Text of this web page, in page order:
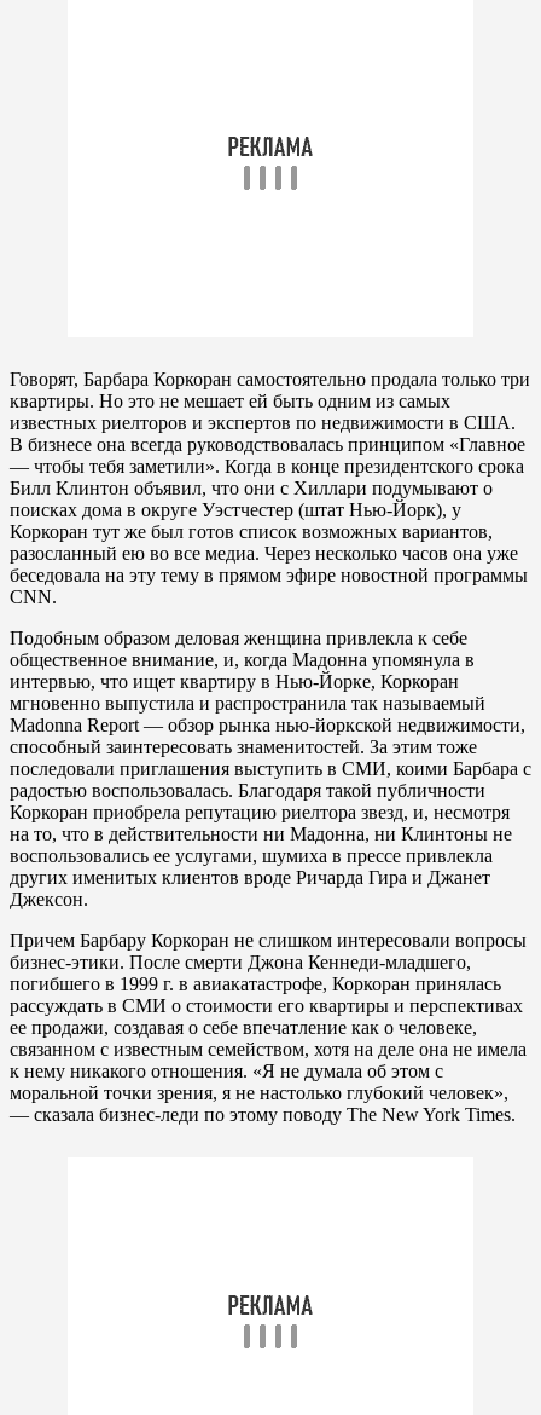
Говорят, Барбара Коркоран самостоятельно продала только три
квартиры. Но это не мешает ей быть одним из самых
известных риелторов и экспертов по недвижимости в США.
В бизнесе она всегда руководствовалась принципом «Главное
— чтобы тебя заметили». Когда в конце президентского срока
Билл Клинтон объявил, что они с Хиллари подумывают о
поисках дома в округе Уэстчестер (штат Нью-Йорк), у
Коркоран тут же был готов список возможных вариантов,
разосланный ею во все медиа. Через несколько часов она уже
беседовала на эту тему в прямом эфире новостной программы
CNN.
Подобным образом деловая женщина привлекла к себе
общественное внимание, и, когда Мадонна упомянула в
интервью, что ищет квартиру в Нью-Йорке, Коркоран
мгновенно выпустила и распространила так называемый
Madonna Report — обзор рынка нью-йоркской недвижимости,
способный заинтересовать знаменитостей. За этим тоже
последовали приглашения выступить в СМИ, коими Барбара с
радостью воспользовалась. Благодаря такой публичности
Коркоран приобрела репутацию риелтора звезд, и, несмотря
на то, что в действительности ни Мадонна, ни Клинтоны не
воспользовались ее услугами, шумиха в прессе привлекла
других именитых клиентов вроде Ричарда Гира и Джанет
Джексон.
Причем Барбару Коркоран не слишком интересовали вопросы
бизнес-этики. После смерти Джона Кеннеди-младшего,
погибшего в 1999 г. в авиакатастрофе, Коркоран принялась
рассуждать в СМИ о стоимости его квартиры и перспективах
ее продажи, создавая о себе впечатление как о человеке,
связанном с известным семейством, хотя на деле она не имела
к нему никакого отношения. «Я не думала об этом с
моральной точки зрения, я не настолько глубокий человек»,
— сказала бизнес-леди по этому поводу The New York Times.